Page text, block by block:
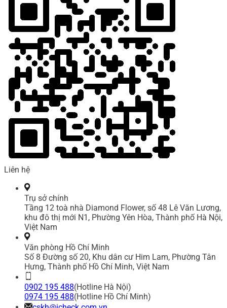
Liên hệ
Trụ sở chính
Tầng 12 toà nhà Diamond Flower, số 48 Lê Văn Lương,
khu đô thị mới N1, Phường Yên Hòa, Thành phố Hà Nội,
Việt Nam
Văn phòng Hồ Chí Minh
Số 8 Đường số 20, Khu dân cư Him Lam, Phường Tân
Hưng, Thành phố Hồ Chí Minh, Việt Nam
0902 195 488(Hotline Hà Nội)
0974 195 488(Hotline Hồ Chí Minh)